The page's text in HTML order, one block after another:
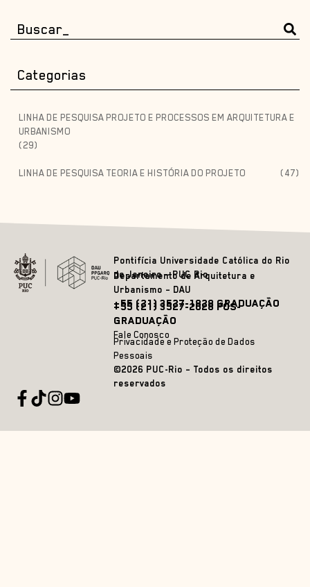
Categorias
LINHA DE PESQUISA PROJETO E PROCESSOS EM ARQUITETURA E
URBANISMO
(29)
LINHA DE PESQUISA TEORIA E HISTÓRIA DO PROJETO (47)
Pontifícia Universidade Católica do Rio
de Janeiro – PUC Rio
Departamento de Arquitetura e
Urbanismo – DAU
+55 (21) 3527-1828 GRADUAÇÃO
+55 (21) 3527-2628 PÓS-
GRADUAÇÃO
Fale Conosco
Privacidade e Proteção de Dados
Pessoais
©2026 PUC-Rio – Todos os direitos
reservados